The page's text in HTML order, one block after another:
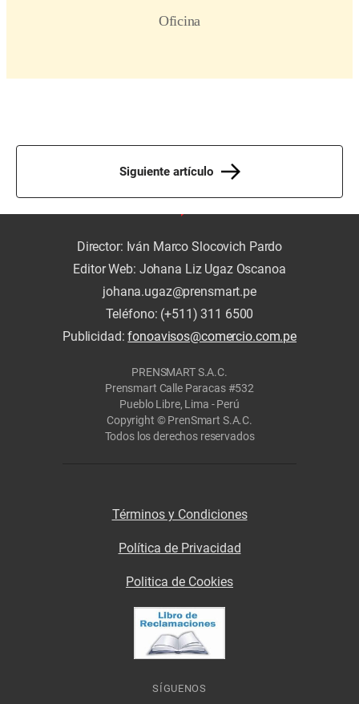
Siguiente artículo
Director: Iván Marco Slocovich Pardo
Editor Web: Johana Liz Ugaz Oscanoa
johana.ugaz@prensmart.pe
Teléfono: (+511) 311 6500
Publicidad:fonoavisos@comercio.com.pe
PRENSMART S.A.C.
Prensmart Calle Paracas #532
Pueblo Libre, Lima - Perú
Copyright © PrenSmart S.A.C.
Todos los derechos reservados
Términos y Condiciones
Política de Privacidad
Politica de Cookies
SÍGUENOS